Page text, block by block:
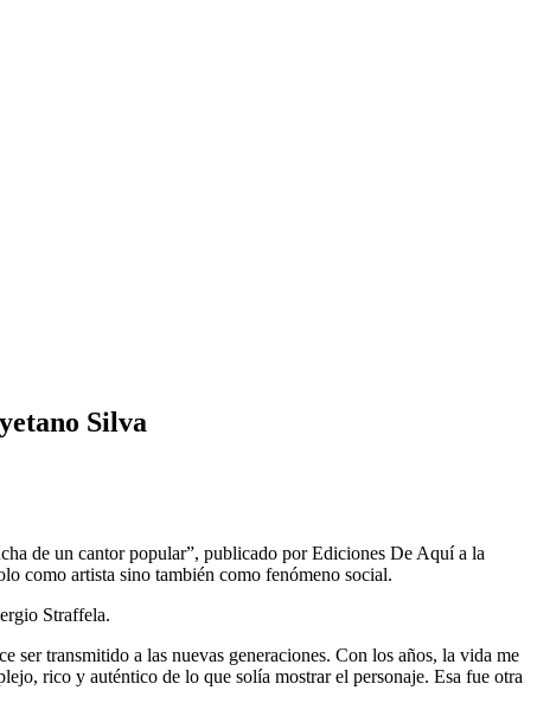
Silva
de un cantor popular”, publicado por Ediciones De Aquí a la
como artista sino también como fenómeno social.
Straffela.
ser transmitido a las nuevas generaciones. Con los años, la vida me
rico y auténtico de lo que solía mostrar el personaje. Esa fue otra